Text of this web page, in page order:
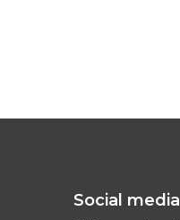
Social media